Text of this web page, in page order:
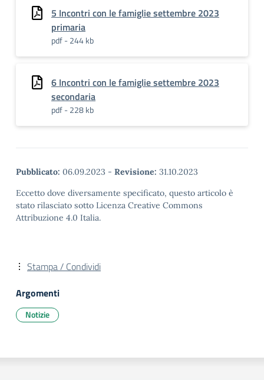
5 Incontri con le famiglie settembre 2023
primaria
pdf - 244 kb
6 Incontri con le famiglie settembre 2023
secondaria
pdf - 228 kb
Pubblicato: 06.09.2023 - Revisione: 31.10.2023
Eccetto dove diversamente specificato, questo articolo è
stato rilasciato sotto Licenza Creative Commons
Attribuzione 4.0 Italia.
Stampa / Condividi
Argomenti
Notizie